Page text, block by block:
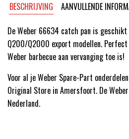
BESCHRIJVING AANVULLENDE
De Weber 66634 catch pan is geschikt
Q200/Q2000 export modellen.
Weber barbecue aan vervanging toe is!
Voor al je Weber Spare-Part
Original Store in Amersfoort. De
Nederland.